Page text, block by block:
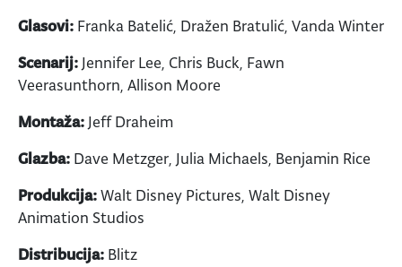
Glasovi: Franka Batelić, Dražen Bratulić, Vanda Winter
Scenarij: Jennifer Lee, Chris Buck, Fawn
Veerasunthorn, Allison Moore
Montaža: Jeff Draheim
Glazba: Dave Metzger, Julia Michaels, Benjamin Rice
Produkcija:Walt Disney Pictures, Walt Disney
Animation Studios
Distribucija: Blitz